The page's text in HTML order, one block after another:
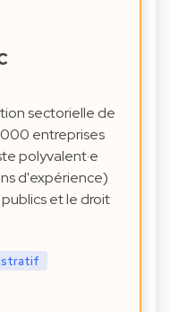
sectorielle de
entreprises
polyvalent·e
d'expérience)
publics et le droit